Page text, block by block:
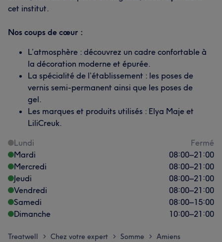
cet institut.
Nos coups de cœur :
L’atmosphère : découvrez un cadre confortable à
la décoration moderne et épurée.
La spécialité de l’établissement : les poses de
vernis semi-permanent ainsi que les poses de
gel.
Les marques et produits utilisés : Elya Maje et
LiliCreuk.
Lundi
Fermé
Mardi
08:00–21:00
Mercredi
08:00–21:00
Jeudi
08:00–21:00
Vendredi
08:00–21:00
Samedi
08:00–15:00
Dimanche
10:00–21:00
Treatwell > Chez votre expert > Somme > Amiens